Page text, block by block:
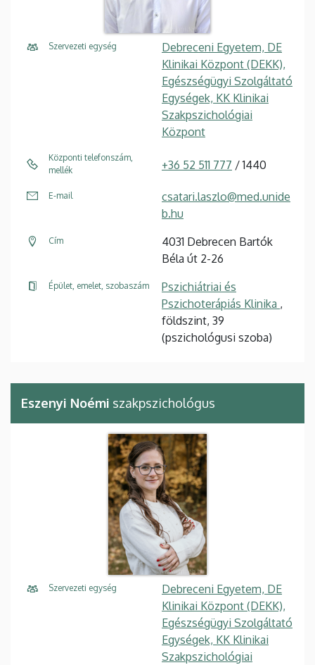
Szervezeti egység
Debreceni Egyetem, DE
Klinikai Központ (DEKK),
Egészségügyi Szolgáltató
Egységek, KK Klinikai
Szakpszichológiai
Központ
Központi telefonszám,
mellék
+36 52 511 777 / 1440
E-mail
csatari.laszlo@med.unide
b.hu
Cím
4031 Debrecen Bartók
Béla út 2-26
Épület, emelet, szobaszám
Pszichiátriai és
Pszichoterápiás Klinika ,
földszint, 39
(pszichológusi szoba)
Eszenyi Noémi szakpszichológus
Szervezeti egység
Debreceni Egyetem, DE
Klinikai Központ (DEKK),
Egészségügyi Szolgáltató
Egységek, KK Klinikai
Szakpszichológiai